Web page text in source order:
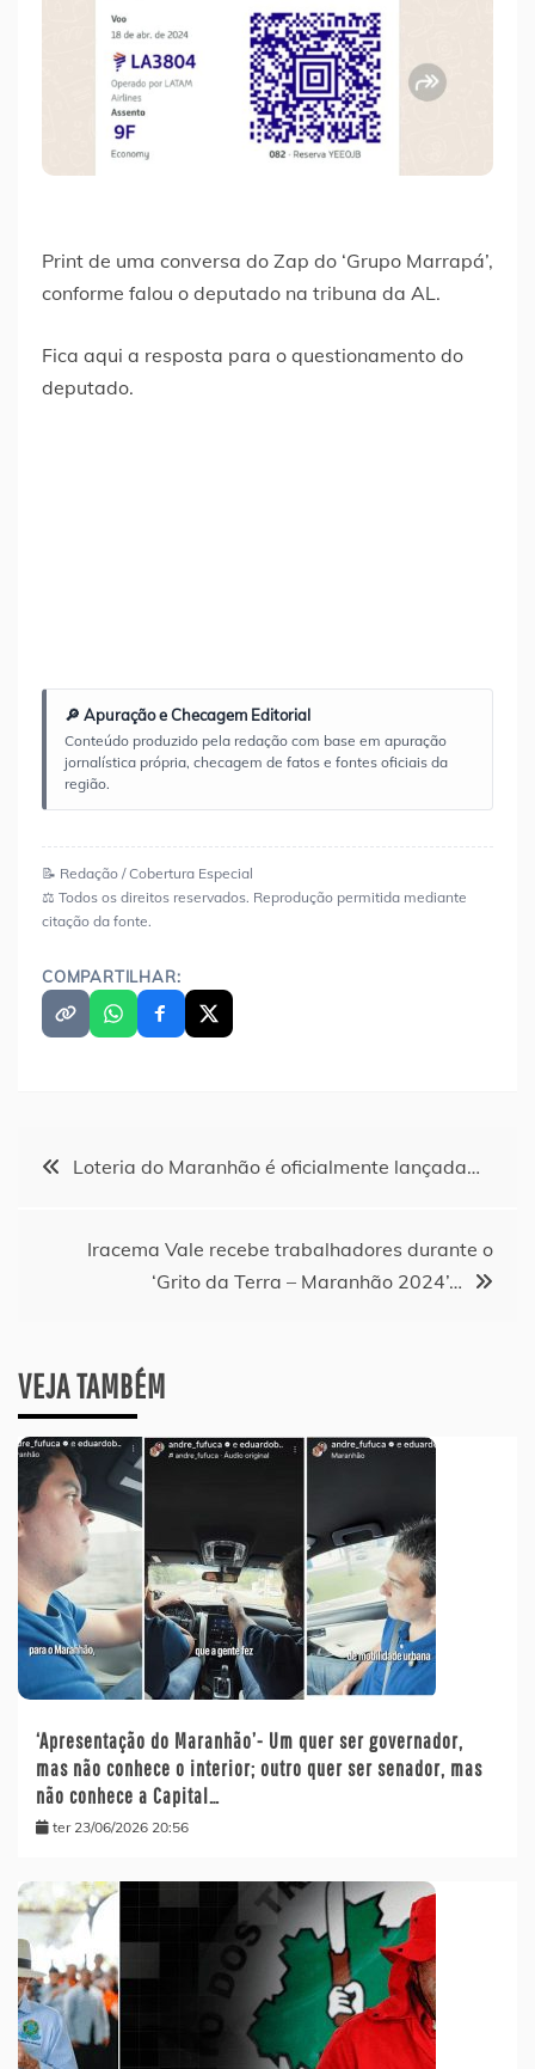
Print de uma conversa do Zap do ‘Grupo Marrapá’,
conforme falou o deputado na tribuna da AL.
Fica aqui a resposta para o questionamento do
deputado.
🔎 Apuração e Checagem Editorial
Conteúdo produzido pela redação com base em apuração
jornalística própria, checagem de fatos e fontes oficiais da
região.
📝 Redação / Cobertura Especial
⚖️ Todos os direitos reservados. Reprodução permitida mediante
citação da fonte.
COMPARTILHAR:
Navegação
Loteria do Maranhão é oficialmente lançada…
Iracema Vale recebe trabalhadores durante o
‘Grito da Terra – Maranhão 2024’…
VEJA TAMBÉM
‘Apresentação do Maranhão’- Um quer ser governador,
mas não conhece o interior; outro quer ser senador, mas
não conhece a Capital…
ter 23/06/2026 20:56